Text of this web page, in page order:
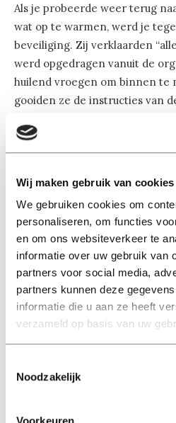
Wij maken gebruik van cookies
We gebruiken cookies om
personaliseren, om functies
en om ons websiteverkeer te
informatie over uw gebruik van
partners voor social media,
partners kunnen deze
informatie die u aan ze heeft
verzameld op basis van uw
Noodzakelijk
Voorkeuren
Als je probeerde weer terug
wat op te warmen, werd je
beveiliging. Zij verklaarden
werd opgedragen vanuit de
huilend vroegen om binnen te
gooiden ze de instructies van
Op de vraag hoe dit heeft
antwoordde voorzitter Mike
geen jas, waardoor zij voor de
Er konden geen nieuwe
de mensenmassa werd steeds
en trekken en de beveiliging
krijgen. Om
maatregelen getroffen in
om ervoor te zorgen dat het
verliep.”
De helft van het TOP-bestuur
stonden drie bestuurders mee